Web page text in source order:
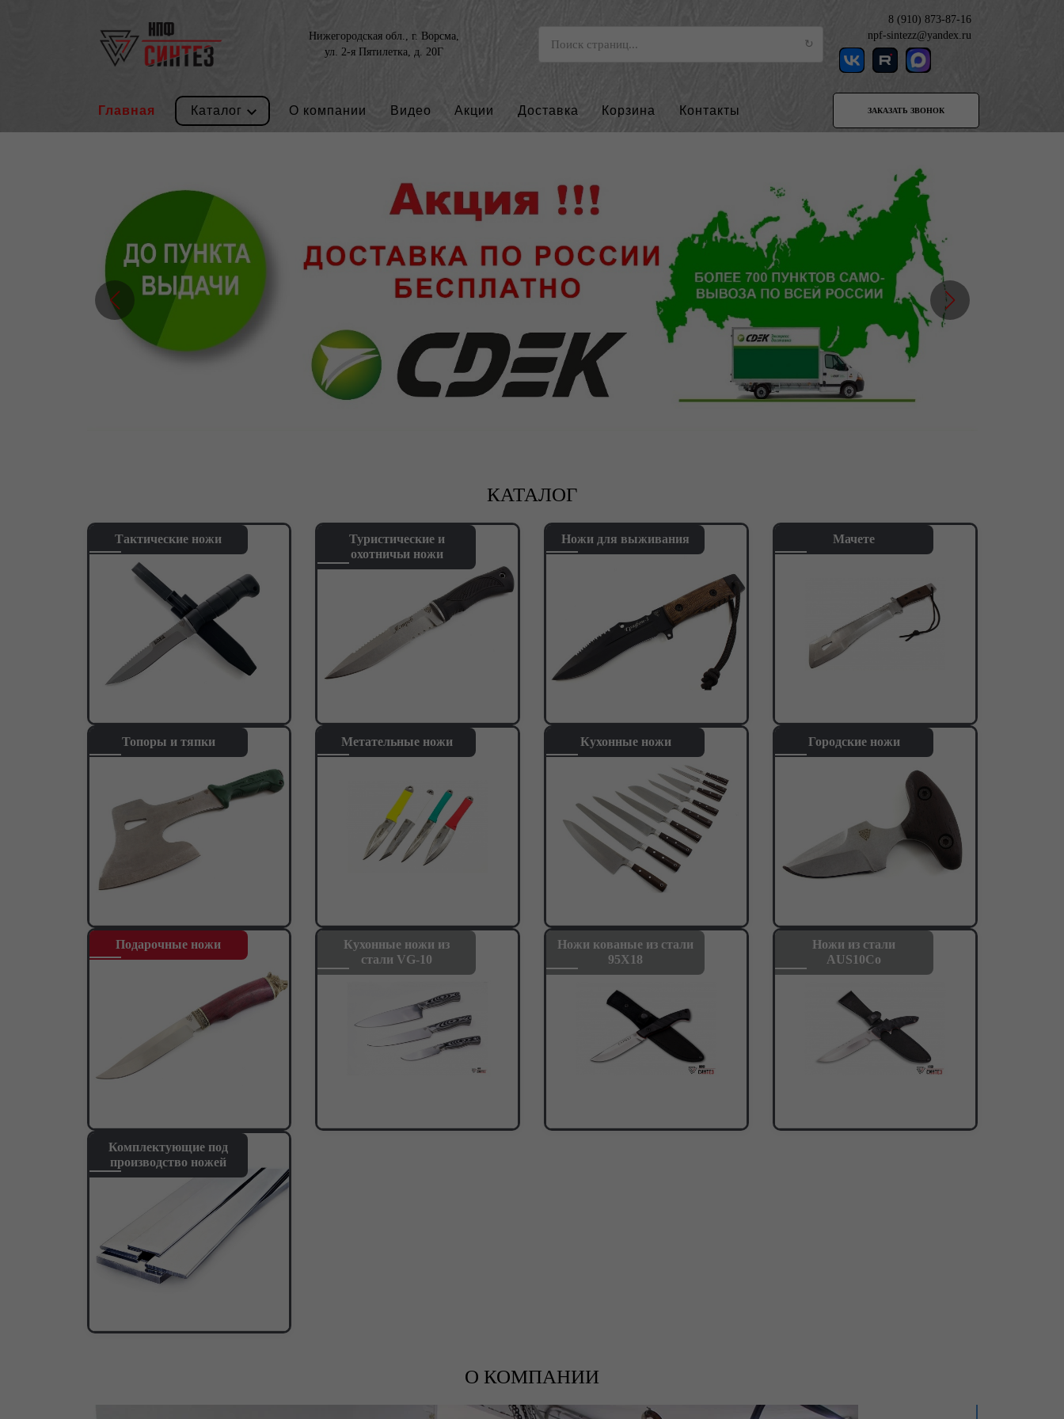
Нижегородская обл., г. Ворсма,
ул. 2-я Пятилетка, д. 20Г
8 (910) 873-87-16
npf-sintezz@yandex.ru
Главная Каталог О компании Видео Акции Доставка Корзина Контакты ЗАКАЗАТЬ ЗВОНОК
КАТАЛОГ
Тактические ножи
Туристические и
охотничьи ножи
Ножи для выживания Мачете
Топоры и тяпки Метательные ножи Кухонные ножи Городские ножи
Подарочные ножи
Кухонные ножи из
стали VG-10
Ножи кованые из стали
95Х18
Ножи из стали
AUS10Co
Комплектующие под
производство ножей
О КОМПАНИИ